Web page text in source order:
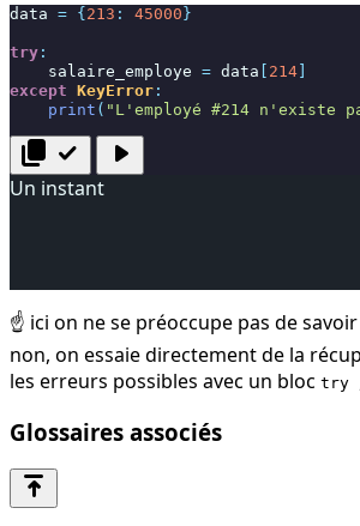
data = { 213 : 45000 }
try :
salaire_employe = data 214
except KeyError :
print ( "L'employé #214 n'existe
content_copy check play_arrow
Un instant
☝️ ici on ne se préoccupe pas de
non, on essaie directement de la
les erreurs possibles avec un bloc try
Glossaires associés
vertical_align_top